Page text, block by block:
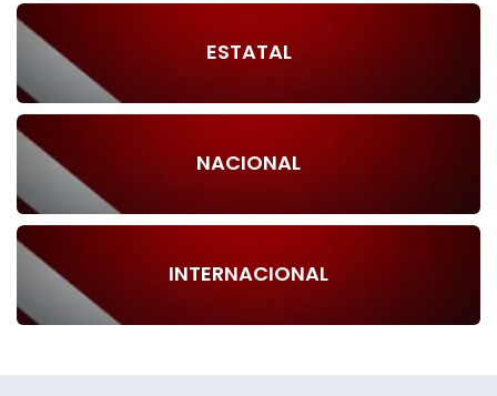
ESTATAL
NACIONAL
INTERNACIONAL